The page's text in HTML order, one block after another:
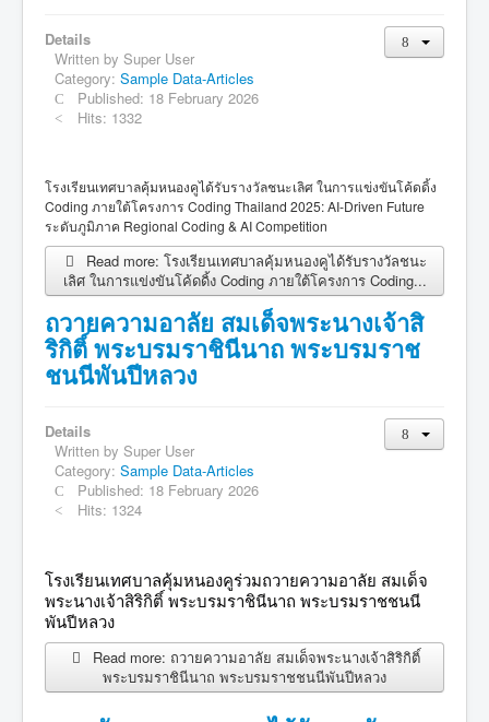
Details
Written by Super User
Category: Sample Data-Articles
Published: 18 February 2026
Hits: 1332
โรงเรียนเทศบาลคุ้มหนองคูได้รับรางวัลชนะเลิศ ในการแข่งขันโค้ดดิ้ง
Coding ภายใต้โครงการ Coding Thailand 2025: AI-Driven Future
ระดับภูมิภาค Regional Coding & AI Competition
Read more: โรงเรียนเทศบาลคุ้มหนองคูได้รับรางวัลชนะ
เลิศ ในการแข่งขันโค้ดดิ้ง Coding ภายใต้โครงการ Coding...
ถวายความอาลัย สมเด็จพระนางเจ้าสิ
ริกิติ์ พระบรมราชินีนาถ พระบรมราช
ชนนีพันปีหลวง
Details
Written by Super User
Category: Sample Data-Articles
Published: 18 February 2026
Hits: 1324
โรงเรียนเทศบาลคุ้มหนองคูร่วมถวายความอาลัย สมเด็จ
พระนางเจ้าสิริกิติ์ พระบรมราชินีนาถ พระบรมราชชนนี
พันปีหลวง
Read more: ถวายความอาลัย สมเด็จพระนางเจ้าสิริกิติ์
พระบรมราชินีนาถ พระบรมราชชนนีพันปีหลวง